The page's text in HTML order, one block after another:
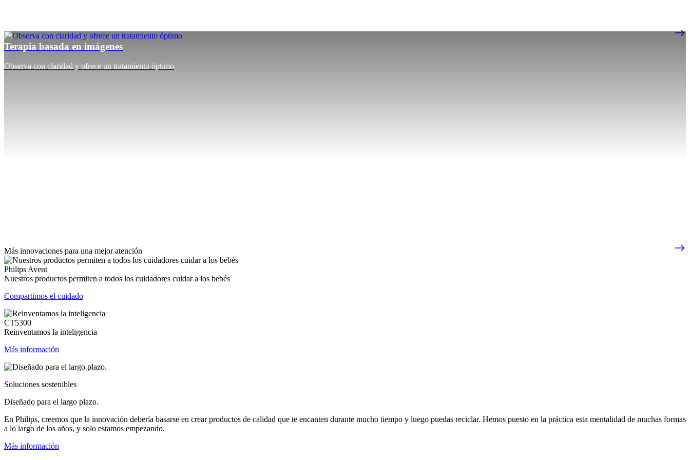
Terapia basada en imágenes
Observa con claridad y ofrece un tratamiento óptimo
Más innovaciones para una mejor atención
Philips Avent
Nuestros productos permiten a todos los cuidadores cuidar a los bebés
Compartimos el cuidado
CT5300
Reinventamos la inteligencia
Más información
Soluciones sostenibles
Diseñado para el largo plazo.
En Philips, creemos que la innovación debería basarse en crear productos de calidad que te encanten durante mucho tiempo y luego puedas reciclar. Hemos puesto en la práctica esta mentalidad de muchas formas
a lo largo de los años, y solo estamos empezando.
Más información